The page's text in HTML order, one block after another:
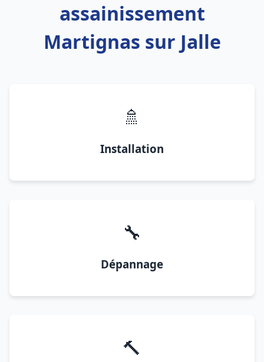
assainissement
Martignas sur Jalle
🚿
Installation
🔧
Dépannage
🔨